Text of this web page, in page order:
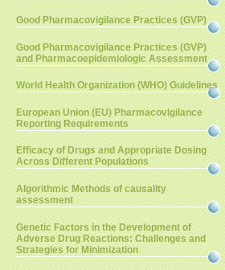
Good Pharmacovigilance Practices (GVP)
Good Pharmacovigilance Practices (GVP)
and Pharmacoepidemiologic Assessment
World Health Organization (WHO) Guidelines
European Union (EU) Pharmacovigilance
Reporting Requirements
Efficacy of Drugs and Appropriate Dosing
Across Different Populations
Algorithmic Methods of causality
assessment
Genetic Factors in the Development of
Adverse Drug Reactions: Challenges and
Strategies for Minimization